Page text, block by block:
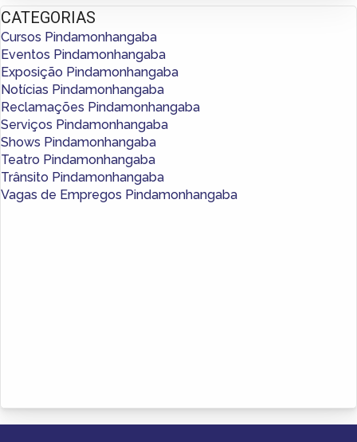
CATEGORIAS
Cursos Pindamonhangaba
Eventos Pindamonhangaba
Exposição Pindamonhangaba
Notícias Pindamonhangaba
Reclamações Pindamonhangaba
Serviços Pindamonhangaba
Shows Pindamonhangaba
Teatro Pindamonhangaba
Trânsito Pindamonhangaba
Vagas de Empregos Pindamonhangaba